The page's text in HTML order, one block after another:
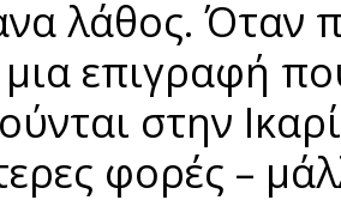
λάθος. Όταν
επιγραφή
στην
φορές –